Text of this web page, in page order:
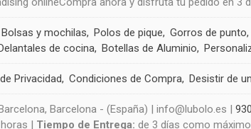
Bolsas y mochilas Polos de pique Gorros de punto
de cocina Botellas de Aluminio
Privacidad Condiciones de Compra Desistir de
Barcelona - (España) | info@lubolo.es |
| Tiempo de Entrega:de 3 días como máximo